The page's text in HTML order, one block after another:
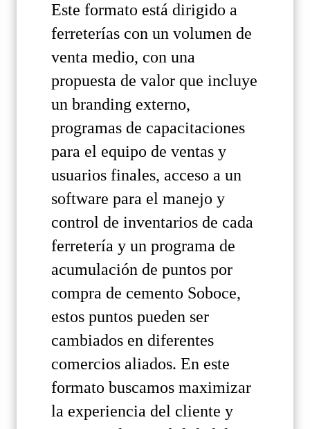
Este formato está dirigido a
ferreterías con un volumen de
venta medio, con una
propuesta de valor que incluye
un branding externo,
programas de capacitaciones
para el equipo de ventas y
usuarios finales, acceso a un
software para el manejo y
control de inventarios de cada
ferretería y un programa de
acumulación de puntos por
compra de cemento Soboce,
estos puntos pueden ser
cambiados en diferentes
comercios aliados. En este
formato buscamos maximizar
la experiencia del cliente y